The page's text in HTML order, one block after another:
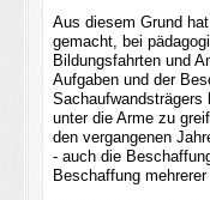
Aus diesem Grund
gemacht, bei
Bildungsfahrten und
Aufgaben und der
Sachaufwandsträgers
unter die Arme zu
den vergangenen
- auch die
Beschaffung